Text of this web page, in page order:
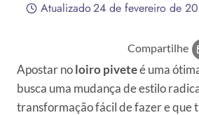
Atualizado24 de fevereiro de
Compartilhe
Apostar noloiro piveteé uma
busca uma mudança de estilo
transformação fácil de fazer e que